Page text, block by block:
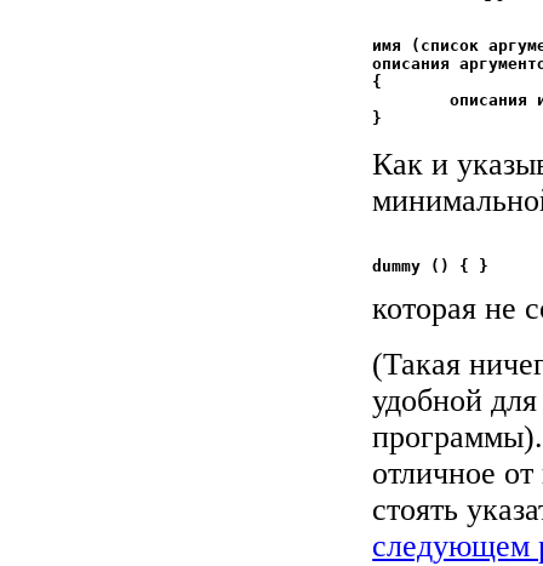
имя (список
описания
{
	описания и операторы, если они имеются
Как и
которая не
(Такая
удобной
отличное
стоять
следующем